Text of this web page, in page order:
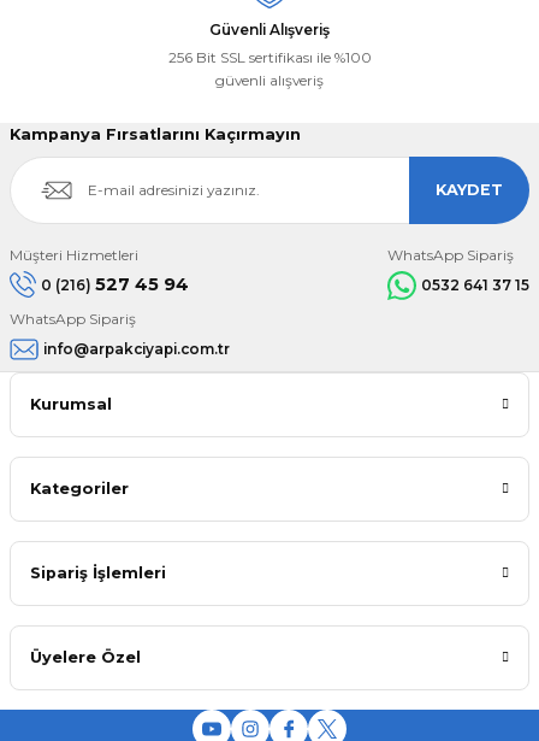
Güvenli Alışveriş
256 Bit SSL sertifikası ile %100
güvenli alışveriş
Kampanya Fırsatlarını Kaçırmayın
KAYDET
Müşteri Hizmetleri
0 (216) 527 45 94
WhatsApp Sipariş
0532 641 37 15
WhatsApp Sipariş
info@arpakciyapi.com.tr
Kurumsal
Kategoriler
Sipariş İşlemleri
Üyelere Özel